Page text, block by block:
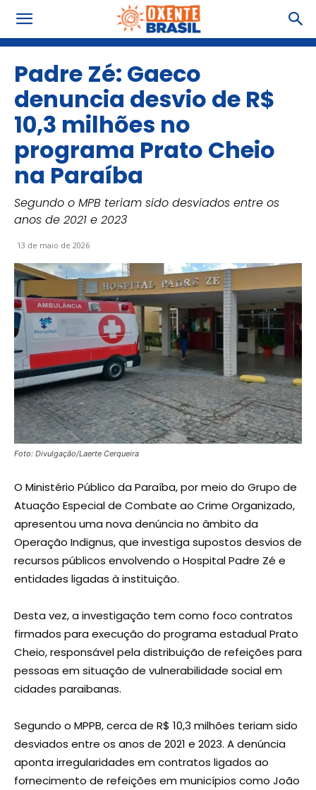
Padre Zé: Gaeco
denuncia desvio de R$
10,3 milhões no
programa Prato Cheio
na Paraíba
Segundo o MPB teriam sido desviados entre os
anos de 2021 e 2023
13 de maio de 2026
Foto: Divulgação/Laerte Cerqueira
O Ministério Público da Paraíba, por meio do Grupo de
Atuação Especial de Combate ao Crime Organizado,
apresentou uma nova denúncia no âmbito da
Operação Indignus, que investiga supostos desvios de
recursos públicos envolvendo o Hospital Padre Zé e
entidades ligadas à instituição.
Desta vez, a investigação tem como foco contratos
firmados para execução do programa estadual Prato
Cheio, responsável pela distribuição de refeições para
pessoas em situação de vulnerabilidade social em
cidades paraibanas.
Segundo o MPPB, cerca de R$ 10,3 milhões teriam sido
desviados entre os anos de 2021 e 2023. A denúncia
aponta irregularidades em contratos ligados ao
fornecimento de refeições em municípios como João